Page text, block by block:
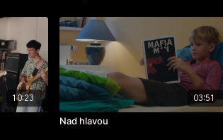
10:23 03:51
Nad hlavou